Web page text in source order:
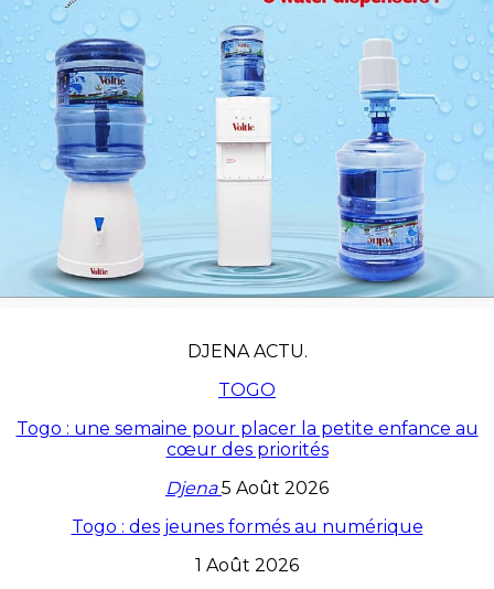
DJENA ACTU.
TOGO
Togo : une semaine pour placer la petite enfance au
cœur des priorités
Djena5 Août 2026
Togo : des jeunes formés au numérique
1 Août 2026